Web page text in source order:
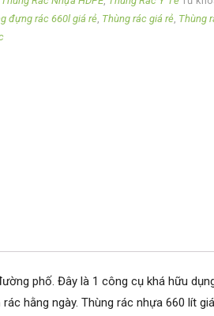
đựng rác 660l giá rẻ, Thùng rác giá rẻ, Thùng
phố. Đây là 1 công cụ khá hữu
hằng ngày. Thùng rác nhựa 660 lít